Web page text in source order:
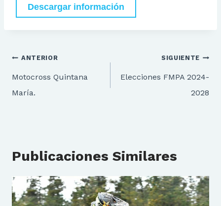
Descargar información
Navegación
de
entradas
ANTERIOR
Motocross Quintana
María.
SIGUIENTE
Elecciones FMPA 2024-
2028
Publicaciones Similares